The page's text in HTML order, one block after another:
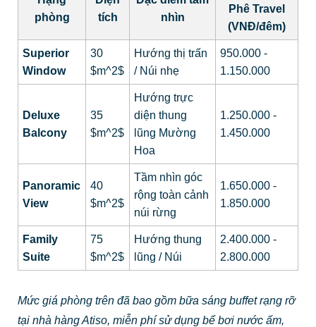
phòng
tích
nhìn
Phê Travel
(VNĐ/đêm)
Superior
Window
30
$m^2$
Hướng thị trấn
/ Núi nhẹ
950.000 -
1.150.000
Deluxe
Balcony
35
$m^2$
Hướng trực
diện thung
lũng Mường
Hoa
1.250.000 -
1.450.000
Panoramic
View
40
$m^2$
Tầm nhìn góc
rộng toàn cảnh
núi rừng
1.650.000 -
1.850.000
Family
Suite
75
$m^2$
Hướng thung
lũng / Núi
2.400.000 -
2.800.000
Mức giá phòng trên đã bao gồm bữa sáng buffet rạng rỡ
tại nhà hàng Atiso, miễn phí sử dụng bể bơi nước ấm,